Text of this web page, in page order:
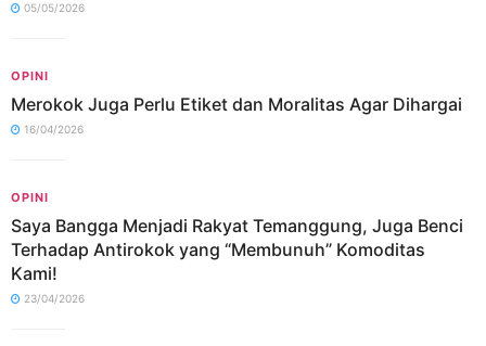
05/05/2026
OPINI
Merokok Juga Perlu Etiket dan Moralitas Agar Dihargai
16/04/2026
OPINI
Saya Bangga Menjadi Rakyat Temanggung, Juga Benci
Terhadap Antirokok yang “Membunuh” Komoditas
Kami!
23/04/2026